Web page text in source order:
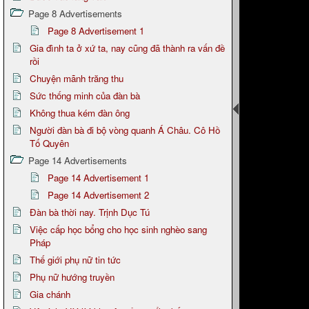
Page 8 Advertisements
Page 8 Advertisement 1
Gia đình ta ở xứ ta, nay cũng đã thành ra vấn đề
rồi
Chuyện mãnh trăng thu
Sức thống minh của đàn bà
Không thua kém đàn ông
Người đàn bà đi bộ vòng quanh Á Châu. Cô Hồ
Tố Quyên
Page 14 Advertisements
Page 14 Advertisement 1
Page 14 Advertisement 2
Đàn bà thời nay. Trịnh Dục Tú
Việc cấp học bổng cho học sinh nghèo sang
Pháp
Thế giới phụ nữ tin tức
Phụ nữ hướng truyền
Gia chánh